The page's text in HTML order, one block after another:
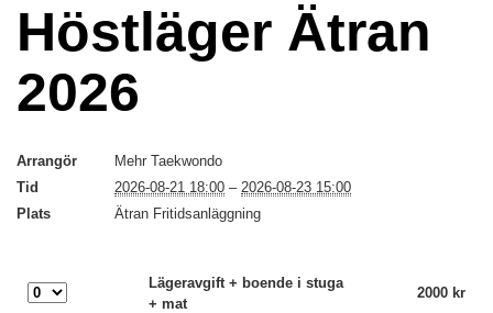
Höstläger Ätran
2026
Arrangör
Mehr Taekwondo
Tid
2026-08-21 18:00 – 2026-08-23 15:00
Plats
Ätran Fritidsanläggning
Lägeravgift + boende i stuga
+ mat
2000 kr